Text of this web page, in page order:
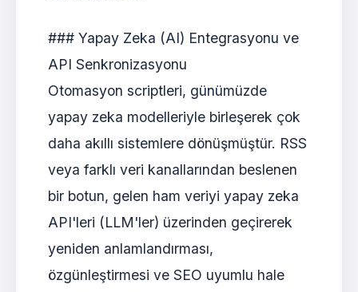
### Yapay Zeka (AI) Entegrasyonu ve
API Senkronizasyonu
Otomasyon scriptleri, günümüzde
yapay zeka modelleriyle birleşerek çok
daha akıllı sistemlere dönüşmüştür. RSS
veya farklı veri kanallarından beslenen
bir botun, gelen ham veriyi yapay zeka
API'leri (LLM'ler) üzerinden geçirerek
yeniden anlamlandırması,
özgünleştirmesi ve SEO uyumlu hale